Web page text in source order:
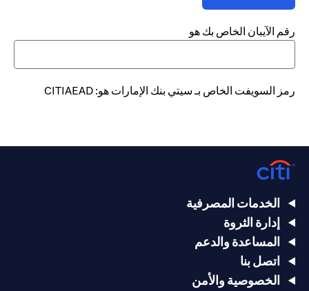
رقم الآيبان الخاص بك هو
رمز السويفت الخاص بـ سيتي بنك الإمارات هو: CITIAEAD
الخدمات المصرفية
إدارة الثروة
المساعدة والدعم
اتصل بنا
الخصوصية والأمن